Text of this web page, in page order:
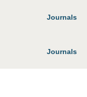
Journals
Journals